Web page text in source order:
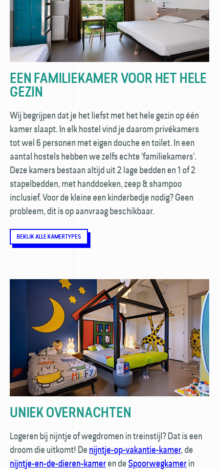
EEN FAMILIEKAMER VOOR HET HELE
GEZIN
Wij begrijpen dat je het liefst met het hele gezin op één
kamer slaapt. In elk hostel vind je daarom privékamers
tot wel 6 personen met eigen douche en toilet. In een
aantal hostels hebben we zelfs echte 'familiekamers'.
Deze kamers bestaan altijd uit 2 lage bedden en 1 of 2
stapelbedden, met hand­doeken, zeep & shampoo
inclusief. Voor de kleine een kinderbedje nodig? Geen
probleem, dit is op aanvraag beschikbaar.
BEKIJK ALLE KAMERTYPES
UNIEK OVERNACHTEN
Logeren bij nijntje of wegdromen in treinstijl? Dat is een
droom die uitkomt! Denijntje-op-vakantie-kamer, de
nijntje-en-de-dieren-kameren deSpoorweg­kamerin